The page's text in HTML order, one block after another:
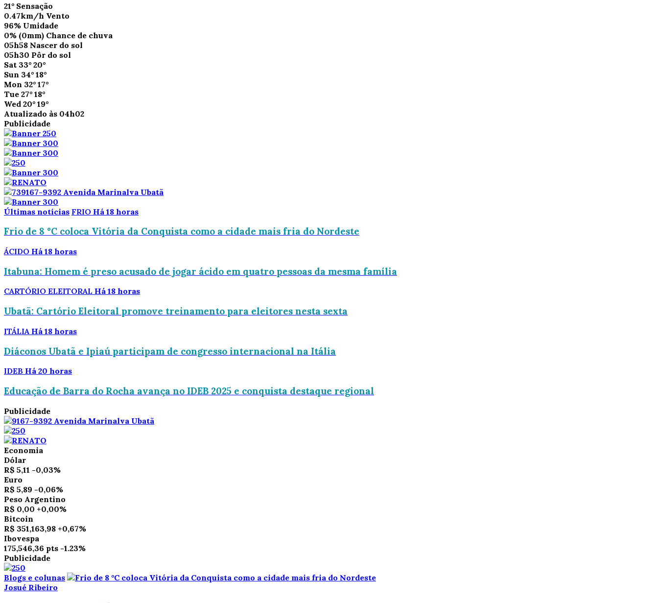
21° Sensação
0.47km/h Vento
96% Umidade
0% (0mm) Chance de chuva
05h58 Nascer do sol
05h30 Pôr do sol
Sat 33° 20°
Sun 34° 18°
Mon 32° 17°
Tue 27° 18°
Wed 20° 19°
Atualizado às 04h02
Publicidade
Últimas notícias FRIO Há 18 horas
Frio de 8 °C coloca Vitória da Conquista como a cidade mais fria do Nordeste
ÁCIDO Há 18 horas
Itabuna: Homem é preso acusado de jogar ácido em quatro pessoas da mesma família
CARTÓRIO ELEITORAL Há 18 horas
Ubatã: Cartório Eleitoral promove treinamento para eleitores nesta sexta
ITÁLIA Há 18 horas
Diáconos Ubatã e Ipiaú participam de congresso internacional na Itália
IDEB Há 20 horas
Educação de Barra do Rocha avança no IDEB 2025 e conquista destaque regional
Publicidade
Economia
Dólar
R$ 5,11 -0,03%
Euro
R$ 5,89 -0,06%
Peso Argentino
R$ 0,00 +0,00%
Bitcoin
R$ 351,163,98 +0,67%
Ibovespa
175,546,36 pts -1.23%
Publicidade
Blogs e colunas
Josué Ribeiro